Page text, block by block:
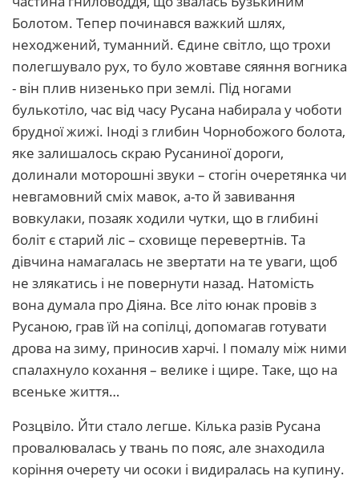
Болотом. Тепер починався важкий шлях,
неходжений, туманний. Єдине світло, що трохи
полегшувало рух, то було жовтаве сяяння вогника
- він плив низенько при землі. Під ногами
булькотіло, час від часу Русана набирала у чоботи
брудної жижі. Іноді з глибин Чорнобожого болота,
яке залишалось скраю Русаниної дороги,
долинали моторошні звуки – стогін очеретянка чи
невгамовний сміх мавок, а-то й завивання
вовкулаки, позаяк ходили чутки, що в глибині
боліт є старий ліс – сховище перевертнів. Та
дівчина намагалась не звертати на те уваги, щоб
не злякатись і не повернути назад. Натомість
вона думала про Діяна. Все літо юнак провів з
Русаною, грав їй на сопілці, допомагав готувати
дрова на зиму, приносив харчі. І помалу між ними
спалахнуло кохання – велике і щире. Таке, що на
всеньке життя…
Розцвіло. Йти стало легше. Кілька разів Русана
провалювалась у твань по пояс, але знаходила
коріння очерету чи осоки і видиралась на купину.